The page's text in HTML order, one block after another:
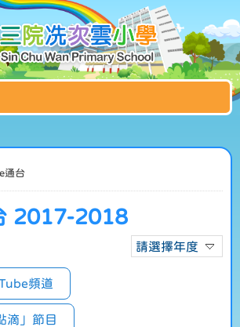
通台
2017-2018
請選擇年度
頻道
滴」節目